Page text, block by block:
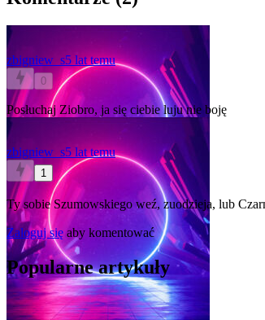
zbigniew_s5 lat temu
0
Posłuchaj Ziobro, ja się ciebie luju nie boję
zbigniew_s5 lat temu
1
Ty sobie Szumowskiego weź, zuodzieja, lub
Zaloguj sięaby komentować
Popularne artykuły